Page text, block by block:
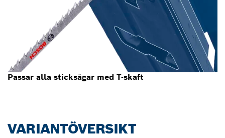
Passar alla sticksågar med T-skaft
VARIANTÖVERSIKT